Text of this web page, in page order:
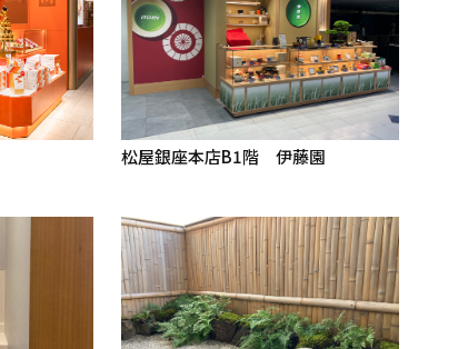
松屋銀座本店B1階 伊藤園